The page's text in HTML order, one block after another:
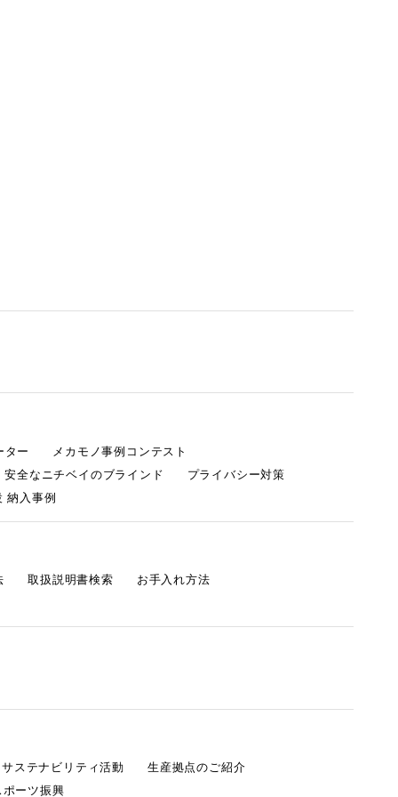
ター
メカモノ事例コンテスト
安全なニチベイのブラインド
プライバシー対策
納入事例
取扱説明書検索 お手入れ方法
ステナビリティ活動
生産拠点のご紹介
ポーツ振興